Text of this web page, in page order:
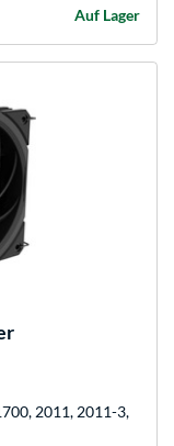
Auf Lager
2011, 2011-3,